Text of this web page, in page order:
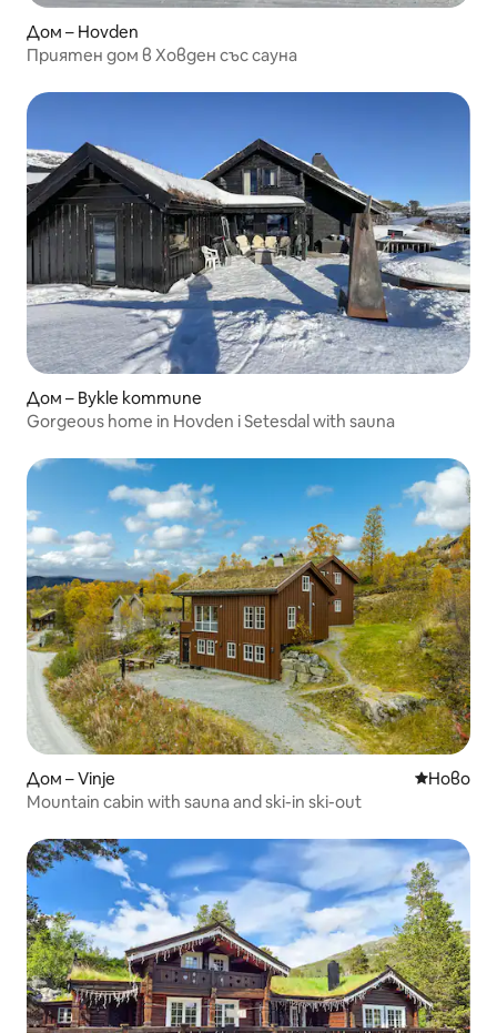
Дом – Hovden
Приятен дом в Ховден със сауна
Дом – Bykle kommune
Gorgeous home in Hovden i Setesdal with sauna
Дом – Vinje Ново
Ново
Mountain cabin with sauna and ski-in ski-out